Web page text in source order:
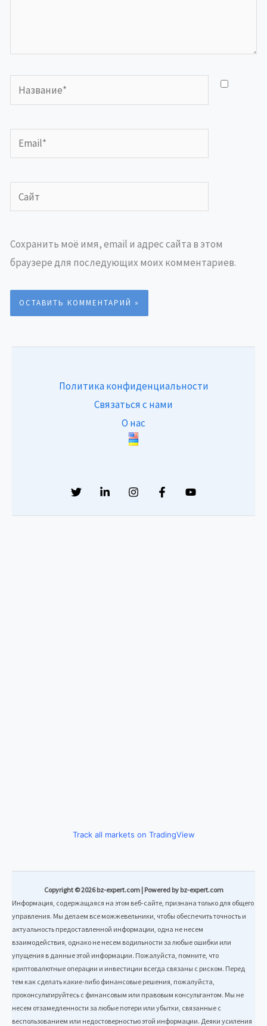
Название*
Email*
Сайт
Сохранить моё имя, email и адрес сайта в этом
браузере для последующих моих комментариев.
Политика конфиденциальности
Связаться с нами
О нас
Track all markets on TradingView
Copyright © 2026 bz-expert.com | Powered by bz-expert.com
Информация, содержащаяся на этом веб-сайте, признана только для общего
управления. Мы делаем все можжевельники, чтобы обеспечить точность и
актуальность предоставленной информации, одна не несем
взаимодействия, однако не несем водильности за любые ошибки или
упущения в данные этой информации. Пожалуйста, помните, что
криптовалютные операции и инвестиции всегда связаны с риском. Перед
тем как сделать какие-либо финансовые решения, пожалуйста,
проконсультируйтесь с финансовым или правовым консультантом. Мы не
несем отзамедленности за любые потери или убытки, связанные с
веспользованием или недостоверностью этой информации. Деяки усиления